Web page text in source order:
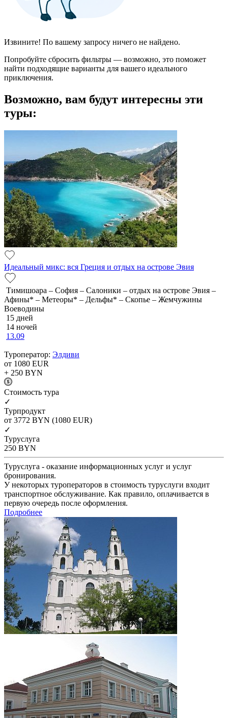
Извините! По вашему запросу ничего не найдено.
Попробуйте сбросить фильтры — возможно, это поможет
найти подходящие варианты для вашего идеального
приключения.
Возможно, вам будут интересны эти
туры:
Идеальный микс: вся Греция и отдых на острове Эвия
Тимишоара – София – Салоники – отдых на острове Эвия –
Афины* – Метеоры* – Дельфы* – Скопье – Жемчужины
Воеводины
15 дней
14 ночей
13.09
Туроператор: Элдиви
от 1080 EUR
+ 250 BYN
Cтоимость тура
✓
Турпродукт
от 3772 BYN (1080 EUR)
✓
Туруслуга
250 BYN
Туруслуга - оказание информационных услуг и услуг
бронирования.
У некоторых туроператоров в стоимость туруслуги входит
транспортное обслуживание. Как правило, оплачивается в
первую очередь после оформления.
Подробнее